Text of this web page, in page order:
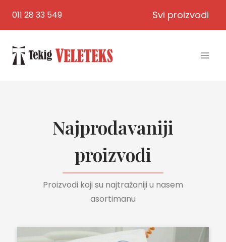
011 28 33 549 Svi proizvodi
Najprodavaniji
proizvodi
Proizvodi koji su najtražaniji u nasem
asortimanu